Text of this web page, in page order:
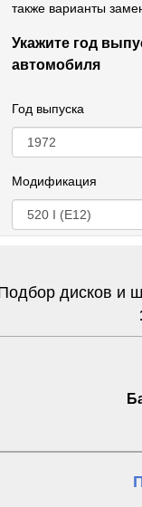
также варианты
Укажите год
автомобиля
Год выпуска
Модификация
дисков и